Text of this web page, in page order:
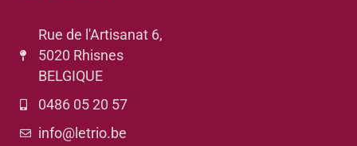
Rue de l'Artisanat 6,
5020 Rhisnes
BELGIQUE
0486 05 20 57
info@letrio.be